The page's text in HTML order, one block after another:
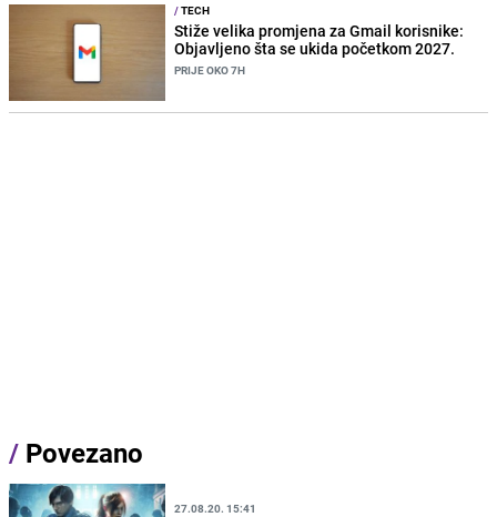
/TECH
Stiže velika promjena za Gmail korisnike:
Objavljeno šta se ukida početkom 2027.
PRIJE OKO 7H
/ Povezano
27.08.20. 15:41